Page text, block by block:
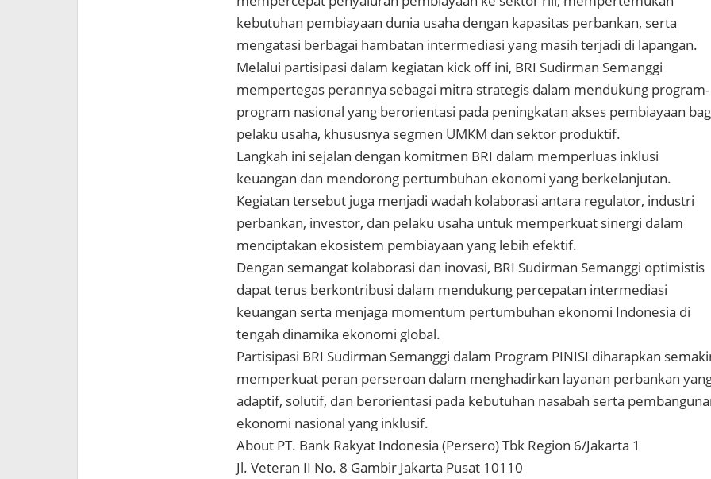
kebutuhan pembiayaan dunia usaha dengan kapasitas perbankan, serta
mengatasi berbagai hambatan intermediasi yang masih terjadi di lapangan.
Melalui partisipasi dalam kegiatan kick off ini, BRI Sudirman Semanggi
mempertegas perannya sebagai mitra strategis dalam mendukung program-
program nasional yang berorientasi pada peningkatan akses pembiayaan
pelaku usaha, khususnya segmen UMKM dan sektor produktif.
Langkah ini sejalan dengan komitmen BRI dalam memperluas inklusi
keuangan dan mendorong pertumbuhan ekonomi yang berkelanjutan.
Kegiatan tersebut juga menjadi wadah kolaborasi antara regulator, industri
perbankan, investor, dan pelaku usaha untuk memperkuat sinergi dalam
menciptakan ekosistem pembiayaan yang lebih efektif.
Dengan semangat kolaborasi dan inovasi, BRI Sudirman Semanggi optimistis
dapat terus berkontribusi dalam mendukung percepatan intermediasi
keuangan serta menjaga momentum pertumbuhan ekonomi Indonesia di
tengah dinamika ekonomi global.
Partisipasi BRI Sudirman Semanggi dalam Program PINISI diharapkan
memperkuat peran perseroan dalam menghadirkan layanan perbankan
adaptif, solutif, dan berorientasi pada kebutuhan nasabah serta
ekonomi nasional yang inklusif.
About PT. Bank Rakyat Indonesia (Persero) Tbk Region 6/Jakarta 1
Jl. Veteran II No. 8 Gambir Jakarta Pusat 10110